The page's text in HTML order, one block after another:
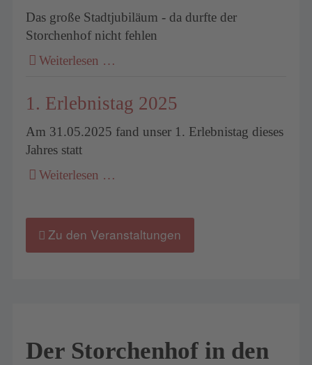
Das große Stadtjubiläum - da durfte der
Storchenhof nicht fehlen
Weiterlesen …
1. Erlebnistag 2025
Am 31.05.2025 fand unser 1. Erlebnistag dieses
Jahres statt
Weiterlesen …
Zu den Veranstaltungen
Der Storchenhof in den